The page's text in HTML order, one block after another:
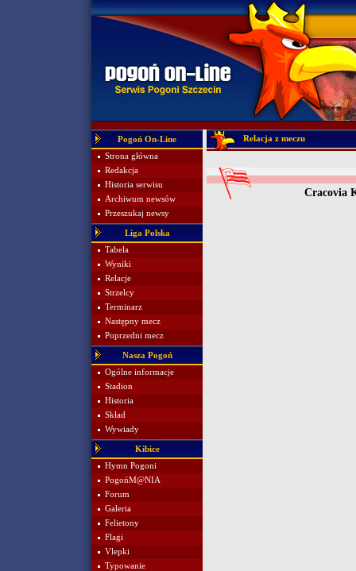
Pogoń On-Line
Strona główna
Redakcja
Historia serwisu
Archiwum newsów
Przeszukaj newsy
Liga Polska
Tabela
Wyniki
Relacje
Strzelcy
Terminarz
Następny mecz
Poprzedni mecz
Nasza Pogoń
Ogólne informacje
Stadion
Historia
Skład
Wywiady
Kibice
Hymn Pogoni
PogońM@NIA
Forum
Galeria
Felietony
Flagi
Vlepki
Typowanie
Relacja z meczu
Cracovia